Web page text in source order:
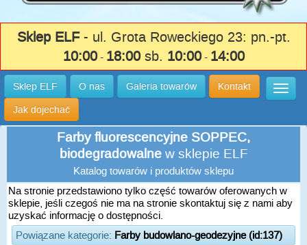
Sklep ELF- ul. Grota Roweckiego 23: pn.-pt.
10:00- 18:00sb. 10:00- 14:00
Sklep ELF O nas Galeria towarów Kontakt
Jak dojechać
Farby fluorescencyjne SOPPEC,
biodegradowalnew sklepie ELF
Katalog towarów i produktów sklepu
Na stronie przedstawiono tylko część towarów oferowanych w
sklepie, jeśli czegoś nie ma na stronie skontaktuj się z nami aby
uzyskać informację o dostępności.
Powiązane kategorie: Farby budowlano-geodezyjne (id:137)